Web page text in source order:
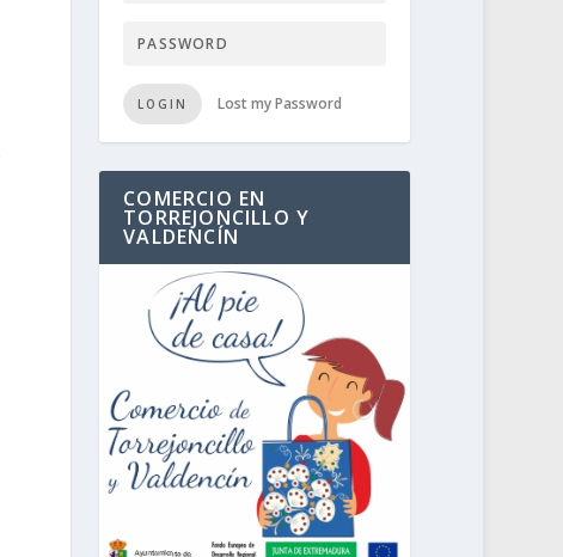
LOGIN Lost my Password
COMERCIO EN
TORREJONCILLO Y
VALDENCÍN